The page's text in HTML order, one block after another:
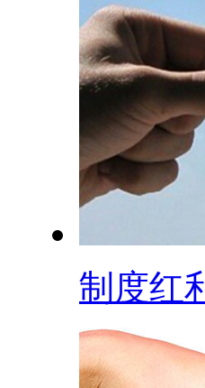
制度红